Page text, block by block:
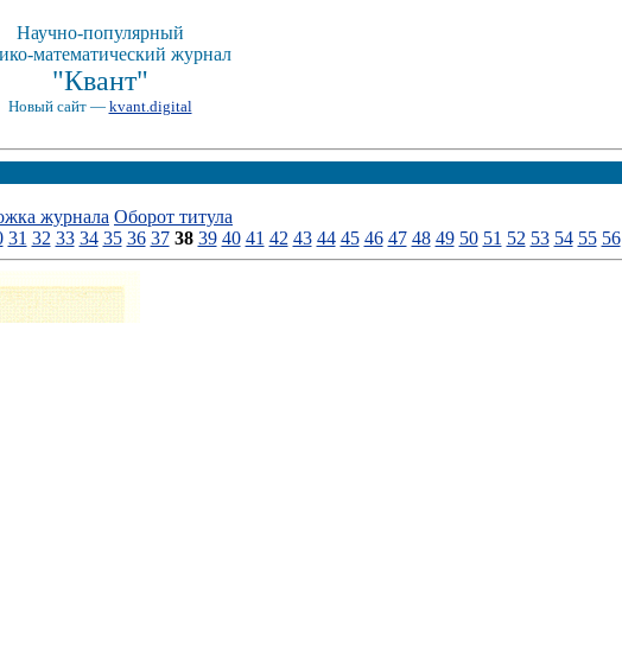
Научно-популярный
математический журнал
"Квант"
Новый сайт — kvant.digital
журнала Оборот титула
31 32 33 34 35 36 37 38 39 40 41 42 43 44 45 46 47 48 49 50 51 52 53 54 55 56